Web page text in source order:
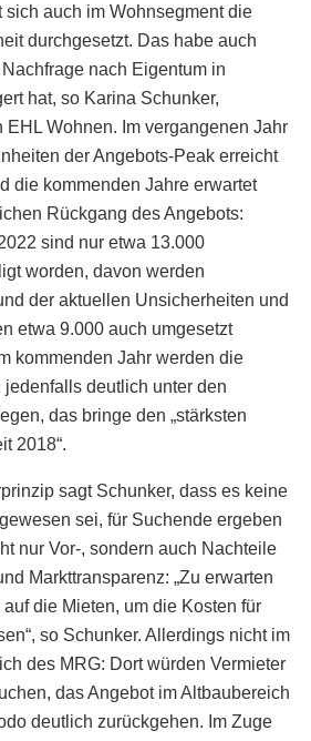
sich auch im Wohnsegment die
durchgesetzt. Das habe auch
nach Eigentum in
hat, so Karina Schunker,
EHL Wohnen. Im vergangenen Jahr
der Angebots-Peak erreicht
die kommenden Jahre erwartet
Rückgang des Angebots:
sind nur etwa 13.000
worden, davon werden
der aktuellen Unsicherheiten und
etwa 9.000 auch umgesetzt
kommenden Jahr werden die
deutlich unter den
das bringe den „stärksten
2018“.
sagt Schunker, dass es keine
sei, für Suchende ergeben
nur Vor-, sondern auch Nachteile
Markttransparenz: „Zu erwarten
die Mieten, um die Kosten für
so Schunker. Allerdings nicht im
des MRG: Dort würden Vermieter
das Angebot im Altbaubereich
deutlich zurückgehen. Im Zuge